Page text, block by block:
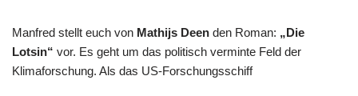
Manfred stellt euch von Mathijs Deen den Roman: „Die
Lotsin“ vor. Es geht um das politisch verminte Feld der
Klimaforschung. Als das US-Forschungsschiff